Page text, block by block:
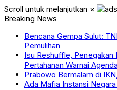
Scroll untuk melanjutkan ×
Breaking News
Bencana Gempa Sulut:
Pemulihan
Isu Reshuffle, Penegakan
Pertahanan Warnai
Prabowo Bermalam di
Ada Mafia Instansi